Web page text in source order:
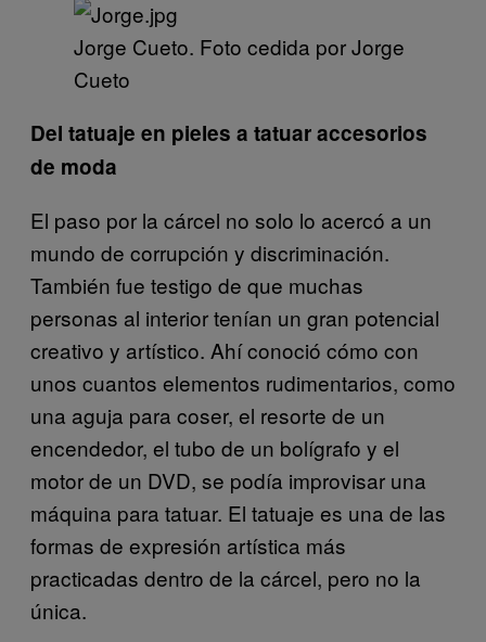
Jorge Cueto. Foto cedida por Jorge
Cueto
Del tatuaje en pieles a tatuar accesorios
de moda
El paso por la cárcel no solo lo acercó a un
mundo de corrupción y discriminación.
También fue testigo de que muchas
personas al interior tenían un gran potencial
creativo y artístico. Ahí conoció cómo con
unos cuantos elementos rudimentarios, como
una aguja para coser, el resorte de un
encendedor, el tubo de un bolígrafo y el
motor de un DVD, se podía improvisar una
máquina para tatuar. El tatuaje es una de las
formas de expresión artística más
practicadas dentro de la cárcel, pero no la
única.